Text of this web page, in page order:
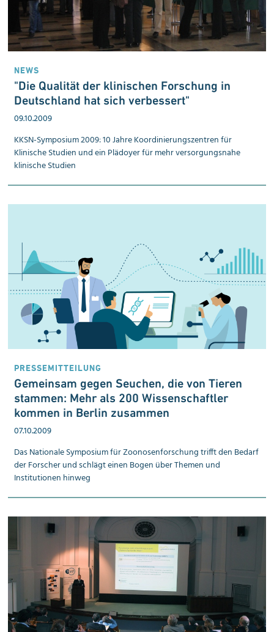
NEWS
"Die Qualität der klinischen Forschung in
Deutsch­land hat sich verbessert"
09.10.2009
KKSN-Symposium 2009: 10 Jahre Koordinierungs­zentren für
Klinische Studien und ein Plädoyer für mehr ver­sorgungs­nahe
klinische Studien
PRESSEMITTEILUNG
Gemeinsam gegen Seuchen, die von Tieren
stammen: Mehr als 200 Wissen­schaftler
kommen in Berlin zusammen
07.10.2009
Das Nationale Symposium für Zoonosen­forschung trifft den Bedarf
der Forscher und schlägt einen Bogen über Themen und
Institutionen hinweg